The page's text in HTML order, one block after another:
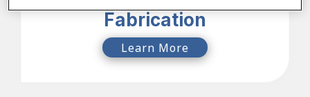
Fabrication
Learn More